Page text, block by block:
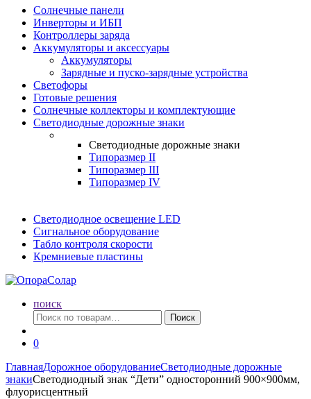
Солнечные панели
Инверторы и ИБП
Контроллеры заряда
Аккумуляторы и аксессуары
Аккумуляторы
Зарядные и пуско-зарядные устройства
Светофоры
Готовые решения
Солнечные коллекторы и комплектующие
Светодиодные дорожные знаки
Светодиодные дорожные знаки
Типоразмер II
Типоразмер III
Типоразмер IV
Светодиодное освещение LED
Сигнальное оборудование
Табло контроля скорости
Кремниевые пластины
поиск
Искать:
Поиск
0
ГлавнаяДорожное оборудованиеСветодиодные дорожные
знакиСветодиодный знак “Дети” односторонний 900×900мм,
флуорисцентный